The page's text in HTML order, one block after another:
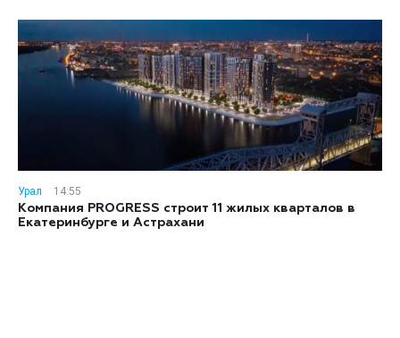
Урал
14:55
Компания PROGRESS строит 11 жилых кварталов в
Екатеринбурге и Астрахани